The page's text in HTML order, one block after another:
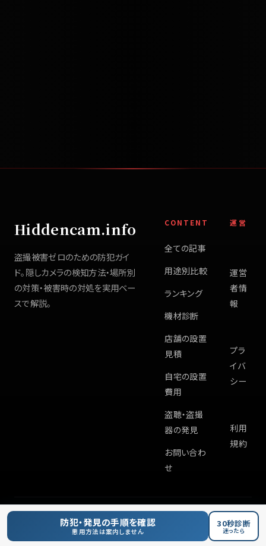
Hiddencam.info
盗撮被害ゼロのための防犯ガイ
ド。隠しカメラの検知方法・場所別
の対策・被害時の対処を実用ベー
スで解説。
CONTENT
全ての記事
用途別比較
ランキング
機材診断
店舗の設置
見積
自宅の設置
費用
盗聴・盗撮
器の発見
お問い合わ
せ
運営
運営
者情
報
プラ
イバ
シー
利用
規約
©2026Hiddencam.info
防犯・発見の手順を確認
悪用方法は案内しません
30秒診断
迷ったら